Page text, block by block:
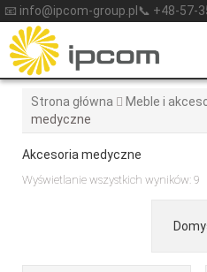
Skip
to
content
📧 info@ipcom-group.pl 📞 +48-57-
Strona główna Meble i
medyczne
Akcesoria medyczne
Wyświetlanie wszystkich wyników: 9